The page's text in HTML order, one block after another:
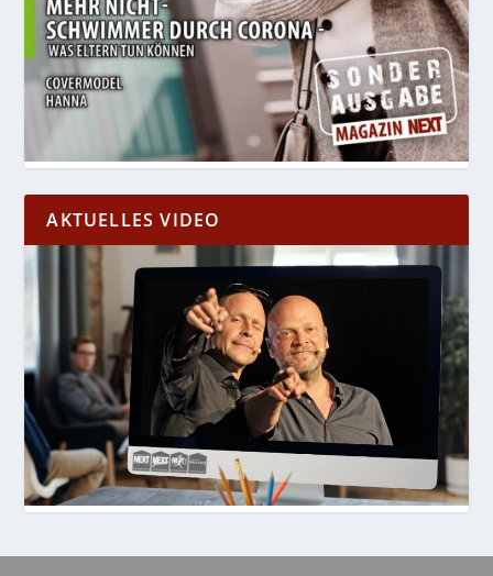
AKTUELLES VIDEO